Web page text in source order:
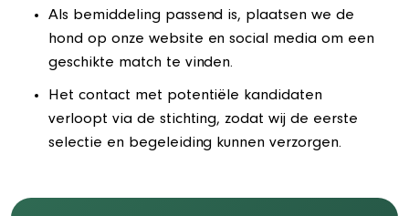
Als bemiddeling passend is, plaatsen we de
hond op onze website en social media om een
geschikte match te vinden.
Het contact met potentiële kandidaten
verloopt via de stichting, zodat wij de eerste
selectie en begeleiding kunnen verzorgen.